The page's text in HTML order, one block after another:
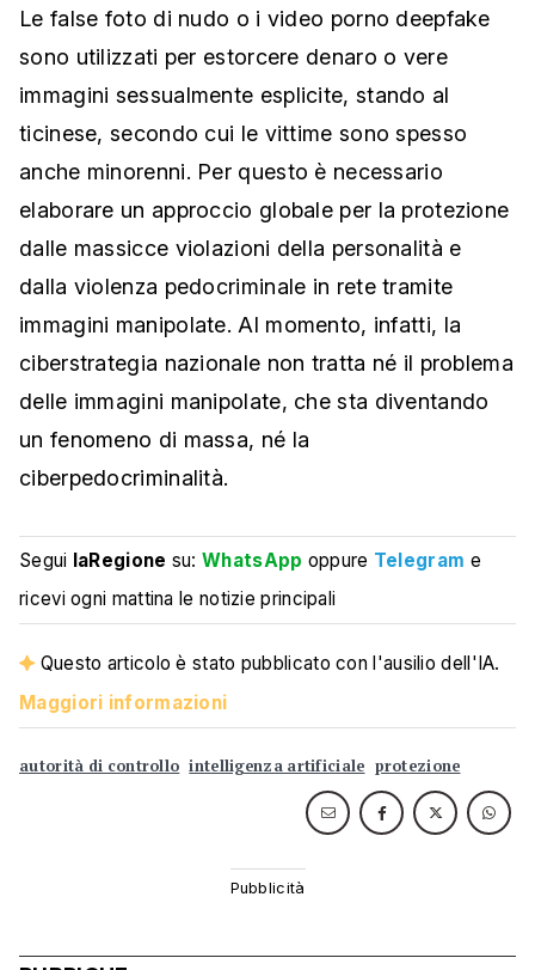
Le false foto di nudo o i video porno deepfake
sono utilizzati per estorcere denaro o vere
immagini sessualmente esplicite, stando al
ticinese, secondo cui le vittime sono spesso
anche minorenni. Per questo è necessario
elaborare un approccio globale per la protezione
dalle massicce violazioni della personalità e
dalla violenza pedocriminale in rete tramite
immagini manipolate. Al momento, infatti, la
ciberstrategia nazionale non tratta né il problema
delle immagini manipolate, che sta diventando
un fenomeno di massa, né la
ciberpedocriminalità.
Segui laRegione su:WhatsApp oppure Telegram e
ricevi ogni mattina le notizie principali
Questo articolo è stato pubblicato con l'ausilio dell'IA.
Maggiori informazioni
autorità di controllo intelligenza artificiale protezione